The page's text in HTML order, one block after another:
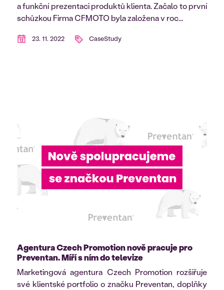
a funkční prezentaci produktů klienta. Začalo to první
schůzkou Firma CFMOTO byla založena v roc...
23. 11. 2022 CaseStudy
Agentura Czech Promotion nově pracuje pro
Preventan. Míří s ním do televize
Marketingová agentura Czech Promotion rozšiřuje
své klientské portfolio o značku Preventan, doplňky